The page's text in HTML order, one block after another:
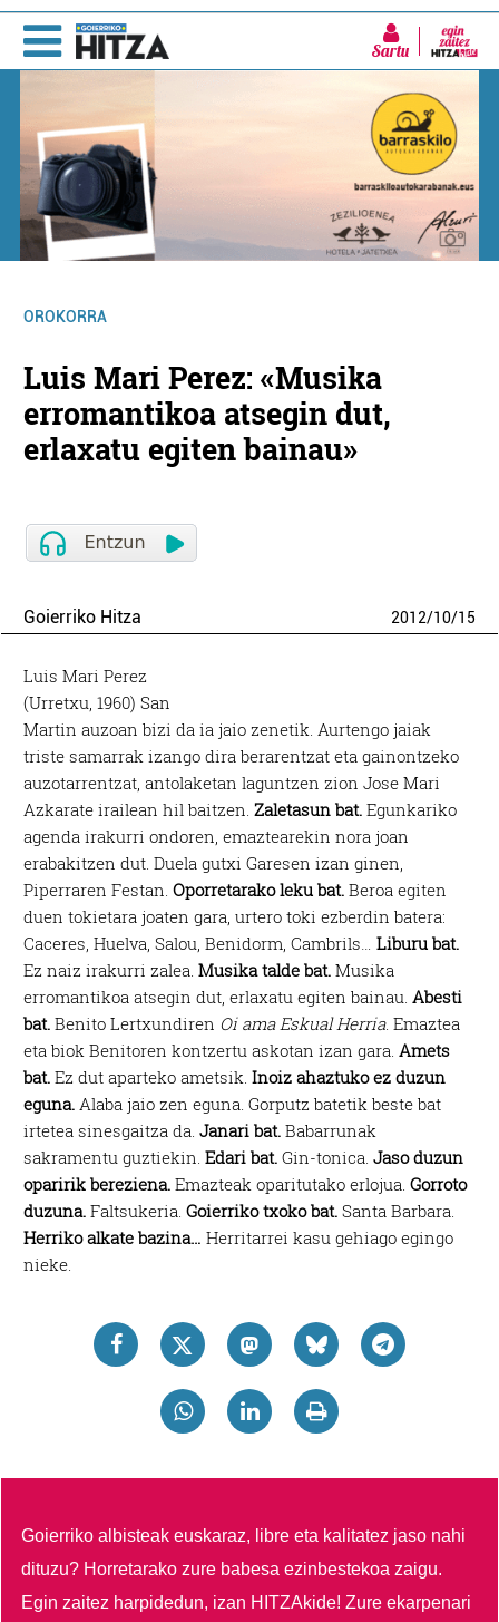
Sartu
OROKORRA
Luis Mari Perez: «Musika
erromantikoa atsegin dut,
erlaxatu egiten bainau»
Goierriko Hitza 2012/10/15
Luis Mari Perez
(Urretxu, 1960) San
Martin auzoan bizi da ia jaio zenetik. Aurtengo jaiak
triste samarrak izango dira berarentzat eta gainontzeko
auzotarrentzat, antolaketan laguntzen zion Jose Mari
Azkarate irailean hil baitzen.Zaletasun bat. Egunkariko
agenda irakurri ondoren, emaztearekin nora joan
erabakitzen dut. Duela gutxi Garesen izan ginen,
Piperraren Festan.Oporretarako leku bat. Beroa egiten
duen tokietara joaten gara, urtero toki ezberdin batera:
Caceres, Huelva, Salou, Benidorm, Cambrils…Liburu bat.
Ez naiz irakurri zalea.Musika talde bat. Musika
erromantikoa atsegin dut, erlaxatu egiten bainau.Abesti
bat. Benito Lertxundiren Oi ama Eskual Herria. Emaztea
eta biok Benitoren kontzertu askotan izan gara.Amets
bat. Ez dut aparteko ametsik.Inoiz ahaztuko ez duzun
eguna. Alaba jaio zen eguna. Gorputz batetik beste bat
irtetea sinesgaitza da.Janari bat. Babarrunak
sakramentu guztiekin.Edari bat. Gin-tonica.Jaso duzun
oparirik bereziena. Emazteak oparitutako erlojua.Gorroto
duzuna. Faltsukeria.Goierriko txoko bat. Santa Barbara.
Herriko alkate bazina… Herritarrei kasu gehiago egingo
nieke.
Goierriko albisteak euskaraz, libre eta kalitatez jaso nahi
dituzu? Horretarako zure babesa ezinbestekoa zaigu.
Egin zaitez harpidedun, izan HITZAkide!Zure ekarpenari